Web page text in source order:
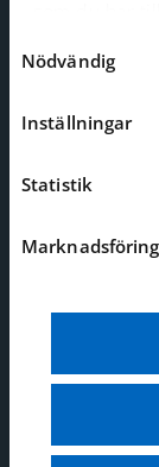
samlat in
information, se
Nödvändig
Inställningar
Statistik
Marknadsföring
Telefon: 08-
Mer
Adress
Stockholm